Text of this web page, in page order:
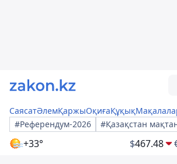
СаясатӘлемҚаржыОқиғаҚұқық
#Референдум-2026
#Қазақстан
+33° $467.48